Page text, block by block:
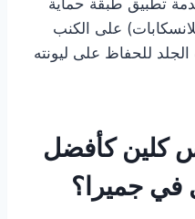
على الكنب
للحفاظ على ليونته
كلين كأفضل
جميرا؟